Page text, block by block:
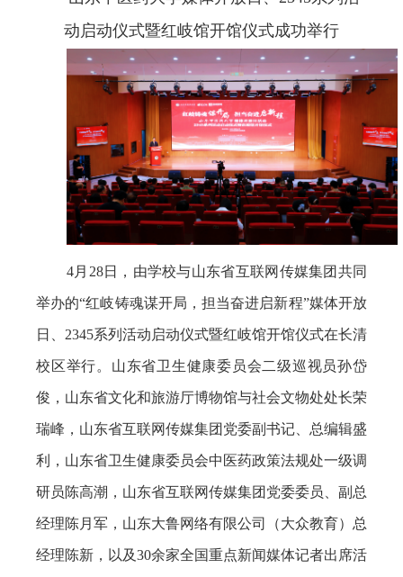
动启动仪式暨红岐馆开馆仪式成功举行
4月28日，由学校与山东省互联网传媒集团共同
举办的“红岐铸魂谋开局，担当奋进启新程”媒体开放
日、2345系列活动启动仪式暨红岐馆开馆仪式在长清
校区举行。山东省卫生健康委员会二级巡视员孙岱
俊，山东省文化和旅游厅博物馆与社会文物处处长荣
瑞峰，山东省互联网传媒集团党委副书记、总编辑盛
利，山东省卫生健康委员会中医药政策法规处一级调
研员陈高潮，山东省互联网传媒集团党委委员、副总
经理陈月军，山东大鲁网络有限公司（大众教育）总
经理陈新，以及30余家全国重点新闻媒体记者出席活